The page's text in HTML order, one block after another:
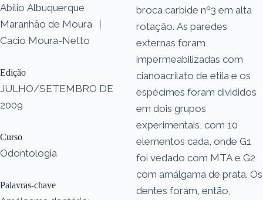
Abilio Albuquerque
Maranhão de Moura
|
Cacio Moura-Netto
Edição
JULHO/SETEMBRO DE
2009
Curso
Odontologia
Palavras-chave
broca carbide nº3 em alta
rotação. As paredes
externas foram
impermeabilizadas com
cianoacrilato de etila e os
espécimes foram divididos
em dois grupos
experimentais, com 10
elementos cada, onde G1
foi vedado com MTA e G2
com amálgama de prata. Os
dentes foram, então,